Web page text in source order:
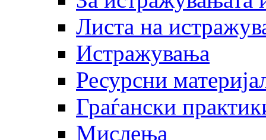
Листа на
Истражувања
Ресурсни
Граѓански
Мислења